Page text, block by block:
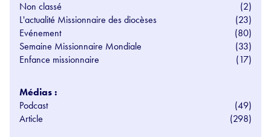
Non classé
(2)
L'actualité Missionnaire des diocèses
(23)
Evénement
(80)
Semaine Missionnaire Mondiale
(33)
Enfance missionnaire
(17)
Médias :
Podcast
(49)
Article
(298)